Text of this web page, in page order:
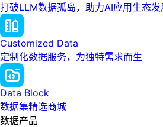
打破LLM数据孤岛，助力AI应用生态发
Customized Data
定制化数据服务，为独特需求而生
Data Block
数据集精选商城
数据产品